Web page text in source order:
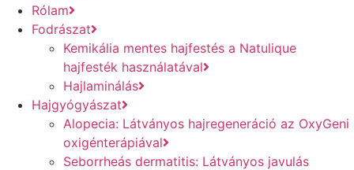
Rólam
Fodrászat
Kemikália mentes hajfestés a Natulique
hajfesték használatával
Hajlaminálás
Hajgyógyászat
Alopecia: Látványos hajregeneráció az OxyGeni
oxigénterápiával
Seborrheás dermatitis: Látványos javulás